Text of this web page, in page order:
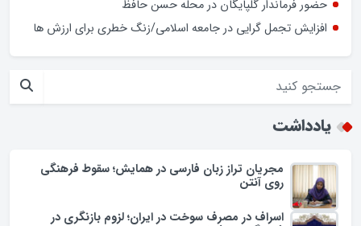
سخنگوی دولت: در ارائه خدمات به شرکت های دانش بنیان
تفاوتی بین تهران و شهرستان ها نیست
افزایش تجمل گرایی در جامعه اسلامی/زنگ خطری برای ارزش ها
یادداشت